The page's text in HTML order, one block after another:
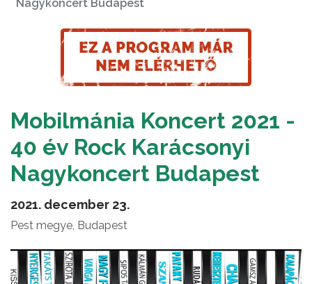
Nagykoncert Budapest
Mobilmánia Koncert 2021 -
40 év Rock Karácsonyi
Nagykoncert Budapest
2021. december 23.
Pest megye, Budapest